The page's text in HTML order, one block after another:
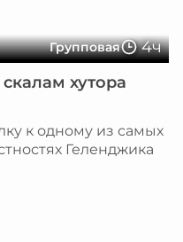
Групповая
4ч
хутора
к одному из самых
Геленджика